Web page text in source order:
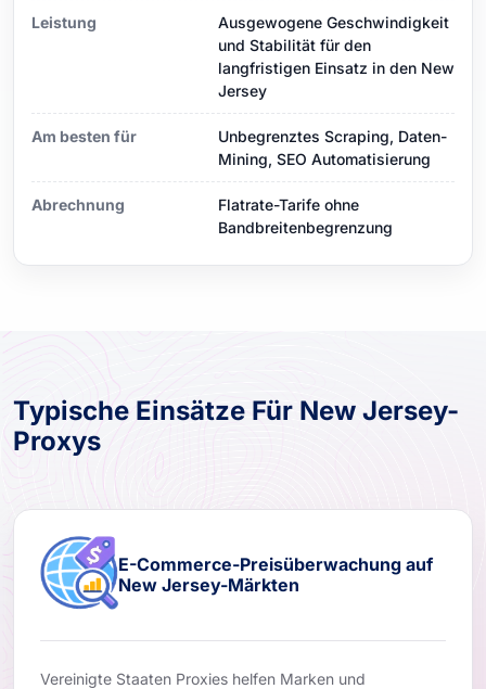
Leistung
Ausgewogene Geschwindigkeit
und Stabilität für den
langfristigen Einsatz in den New
Jersey
Am besten für
Unbegrenztes Scraping, Daten-
Mining, SEO Automatisierung
Abrechnung
Flatrate-Tarife ohne
Bandbreitenbegrenzung
Typische Einsätze Für New Jersey-
Proxys
E-Commerce-Preisüberwachung auf
New Jersey-Märkten
Vereinigte Staaten Proxies helfen Marken und